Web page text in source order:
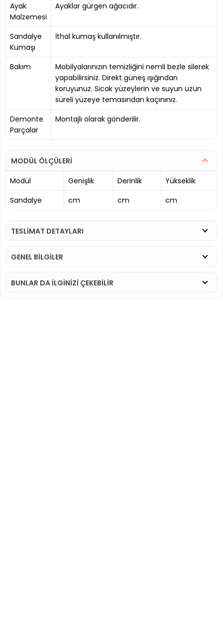
Ayak
Malzemesi
Ayaklar gürgen ağacıdır.
Sandalye
Kumaşı
İthal kumaş kullanılmıştır.
Bakım
Mobilyalarınızın temizliğini nemli bezle silerek
yapabilirsiniz. Direkt güneş ışığından
koruyunuz. Sıcak yüzeylerin ve suyun uzun
süreli yüzeye temasından kaçınınız.
Demonte
Parçalar
Montajlı olarak gönderilir.
MODÜL ÖLÇÜLERİ
Modül
Genişlik Derinlik
Yükseklik
Sandalye
cm cm cm
TESLİMAT DETAYLARI
GENEL BİLGİLER
BUNLAR DA İLGINIZI ÇEKEBILIR